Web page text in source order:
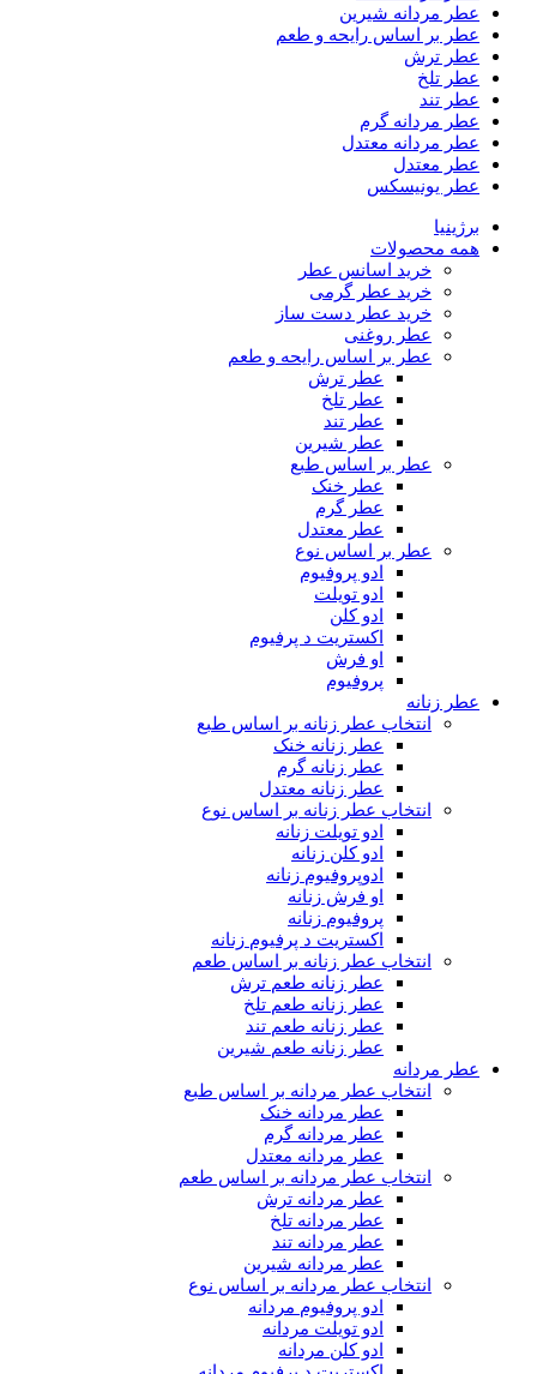
عطر مردانه شیرین
عطر بر اساس رایحه و طعم
عطر ترش
عطر تلخ
عطر تند
عطر مردانه گرم
عطر مردانه معتدل
عطر معتدل
عطر یونیسکس
برژینیا
همه محصولات
خرید اسانس عطر
خرید عطر گرمی
خرید عطر دست ساز
عطر روغنی
عطر بر اساس رایحه و طعم
عطر ترش
عطر تلخ
عطر تند
عطر شیرین
عطر بر اساس طبع
عطر خنک
عطر گرم
عطر معتدل
عطر بر اساس نوع
ادو پروفیوم
ادو تویلت
ادو کلن
اکستریت د پرفیوم
او فرش
پروفیوم
عطر زنانه
انتخاب عطر زنانه بر اساس طبع
عطر زنانه خنک
عطر زنانه گرم
عطر زنانه معتدل
انتخاب عطر زنانه بر اساس نوع
ادو تویلت زنانه
ادو کلن زنانه
ادوپروفیوم زنانه
او فرش زنانه
پروفیوم زنانه
اکستریت د پرفیوم زنانه
انتخاب عطر زنانه بر اساس طعم
عطر زنانه طعم ترش
عطر زنانه طعم تلخ
عطر زنانه طعم تند
عطر زنانه طعم شیرین
عطر مردانه
انتخاب عطر مردانه بر اساس طبع
عطر مردانه خنک
عطر مردانه گرم
عطر مردانه معتدل
انتخاب عطر مردانه بر اساس طعم
عطر مردانه ترش
عطر مردانه تلخ
عطر مردانه تند
عطر مردانه شیرین
انتخاب عطر مردانه بر اساس نوع
ادو پروفیوم مردانه
ادو تویلت مردانه
ادو کلن مردانه